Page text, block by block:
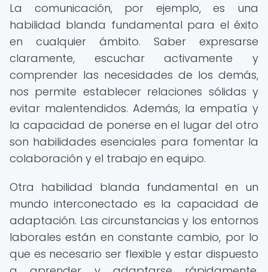
La comunicación, por ejemplo, es una
habilidad blanda fundamental para el éxito
en cualquier ámbito. Saber expresarse
claramente, escuchar activamente y
comprender las necesidades de los demás,
nos permite establecer relaciones sólidas y
evitar malentendidos. Además, la empatía y
la capacidad de ponerse en el lugar del otro
son habilidades esenciales para fomentar la
colaboración y el trabajo en equipo.
Otra habilidad blanda fundamental en un
mundo interconectado es la capacidad de
adaptación. Las circunstancias y los entornos
laborales están en constante cambio, por lo
que es necesario ser flexible y estar dispuesto